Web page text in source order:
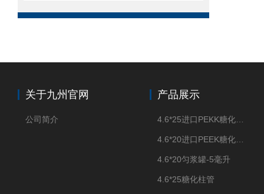
关于九州官网
公司简介
产品展示
4.6*20匀浆罐-5毫升
4.6*25糖化柱管